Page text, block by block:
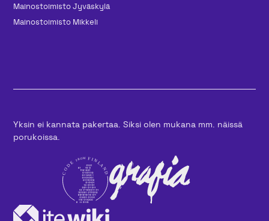
Mainos­toimisto Jyväskylä
Mainos­toimisto Mikkeli
Yksin ei kannata pakertaa. Siksi olen mukana mm. näissä
porukoissa.